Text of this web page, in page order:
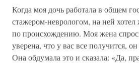
Когда моя дочь работала в общем
стажером-неврологом, на ней хотел
по происхождению. Моя жена
уверена, что у вас все получится,
Она обдумала это и сказала: «Да,